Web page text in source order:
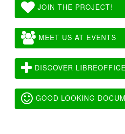
JOIN THE PROJECT!
MEET US AT EVENTS
DISCOVER LIBREOFFICE
GOOD LOOKING